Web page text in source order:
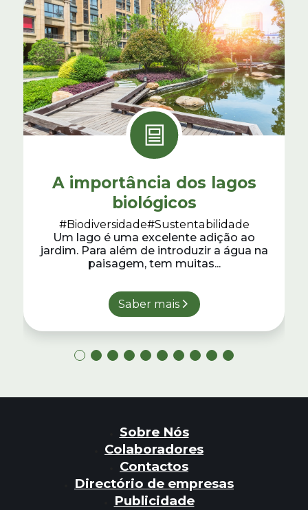
A importância dos lagos
biológicos
#Biodiversidade#Sustentabilidade
Um lago é uma excelente adição ao
jardim. Para além de introduzir a água na
paisagem, tem muitas...
Saber mais
Sobre Nós
Colaboradores
Contactos
Directório de empresas
Publicidade